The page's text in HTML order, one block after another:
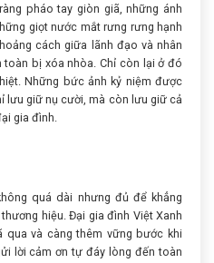
pháo tay giòn giã, những ánh
giọt nước mắt rưng rưng hạnh
cách giữa lãnh đạo và nhân
bị xóa nhòa. Chỉ còn lại ở đó
Những bức ảnh kỷ niệm được
lưu giữ nụ cười, mà còn lưu giữ cả
gia đình.
quá dài nhưng đủ để khẳng
hiệu. Đại gia đình Việt Xanh
và càng thêm vững bước khi
lời cảm ơn tự đáy lòng đến toàn